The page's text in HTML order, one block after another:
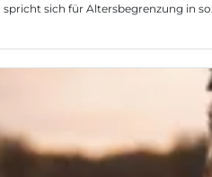
sich für Altersbegrenzung in